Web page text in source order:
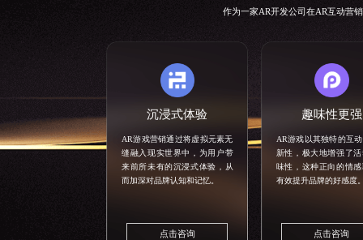
作为一家AR开发公司在AR互动营
沉浸式体验
AR游戏营销通过将虚拟元素无
缝融入现实世界中，为用户带
来前所未有的沉浸式体验，从
而加深对品牌认知和记忆。
点击咨询
趣味性更强
AR游戏以其独特的互
新性，极大地增强了
味性，这种正向的情
有效提升品牌的好感度
点击咨询